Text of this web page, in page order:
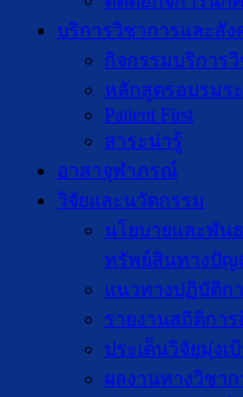
บริการวิชาการและสัง
กิจกรรมบริการ
หลักสูตรอบรมร
Patient First
สาระน่ารู้
อาสาจุฬาภรณ์
วิจัยและนวัตกรรม
นโยบายและพัน
ทรัพย์สินทางปั
แนวทางปฏิบัติก
รายงานสถิติกา
ประเด็นวิจัยมุ่งเ
ผลงานทางวิชา